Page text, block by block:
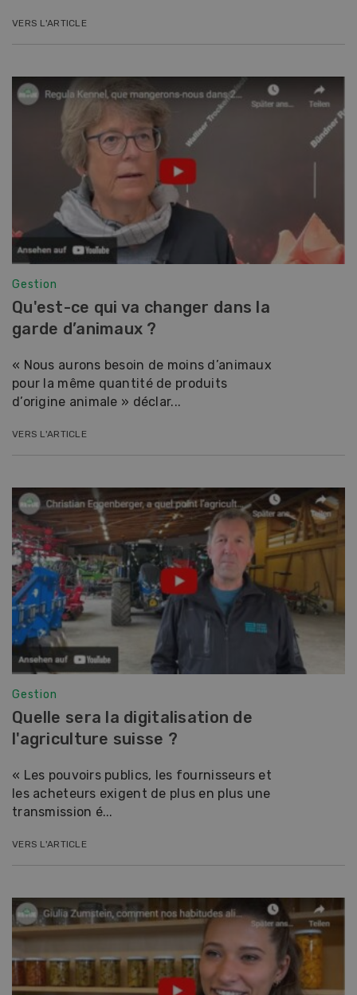
VERS L'ARTICLE
Gestion
Qu'est-ce qui va changer dans la
garde d’animaux ?
« Nous aurons besoin de moins d’animaux
pour la même quantité de produits
d’origine animale » déclar...
VERS L'ARTICLE
Gestion
Quelle sera la digitalisation de
l'agriculture suisse ?
« Les pouvoirs publics, les fournisseurs et
les acheteurs exigent de plus en plus une
transmission é...
VERS L'ARTICLE